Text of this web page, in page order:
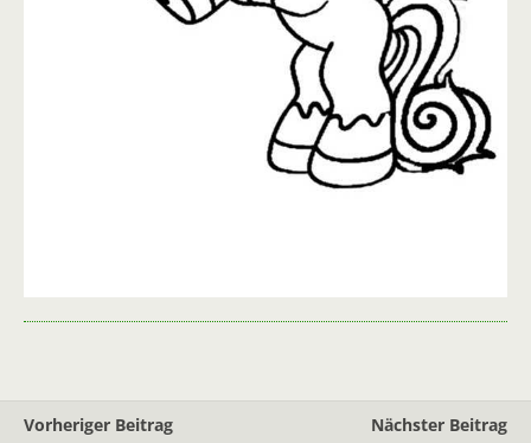
Vorheriger Beitrag
Nächster Beitrag